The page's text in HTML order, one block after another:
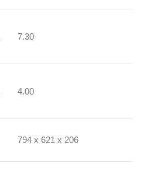
7.30
4.00
794 x 621 x 206